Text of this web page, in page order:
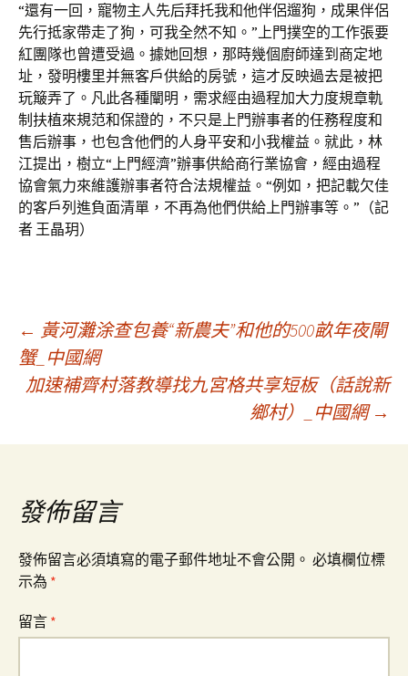
“還有一回，寵物主人先后拜托我和他伴侶遛狗，成果伴侶
先行抵家帶走了狗，可我全然不知。”上門撲空的工作張要
紅團隊也曾遭受過。據她回想，那時幾個廚師達到商定地
址，發明樓里并無客戶供給的房號，這才反映過去是被把
玩簸弄了。凡此各種闡明，需求經由過程加大力度規章軌
制扶植來規范和保證的，不只是上門辦事者的任務程度和
售后辦事，也包含他們的人身平安和小我權益。就此，林
江提出，樹立“上門經濟”辦事供給商行業協會，經由過程
協會氣力來維護辦事者符合法規權益。“例如，把記載欠佳
的客戶列進負面清單，不再為他們供給上門辦事等。”（記
者 王晶玥）
文
章
導
覽
← 黃河灘涂查包養“新農夫”和他的500畝年夜閘
蟹_中國網
加速補齊村落教導找九宮格共享短板（話說新
鄉村）_中國網 →
發佈留言
發佈留言必須填寫的電子郵件地址不會公開。 必填欄位標
示為 *
留言 *